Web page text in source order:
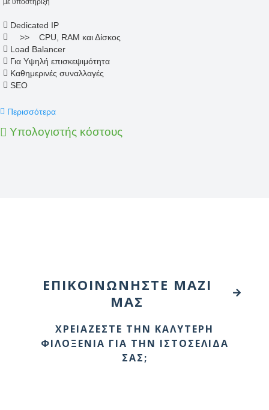
με υποστήριξη
Dedicated IP
>> CPU, RAM και Δίσκος
Load Balancer
Για Υψηλή επισκεψιμότητα
Καθημερινές συναλλαγές
SEO
Περισσότερα
Υπολογιστής κόστους
ΕΠΙΚΟΙΝΩΝΉΣΤΕ ΜΑΖΊ
ΜΑΣ
ΧΡΕΙΆΖΕΣΤΕ ΤΗΝ ΚΑΛΎΤΕΡΗ
ΦΙΛΟΞΕΝΊΑ ΓΙΑ ΤΗΝ ΙΣΤΟΣΕΛΊΔΑ
ΣΑΣ;